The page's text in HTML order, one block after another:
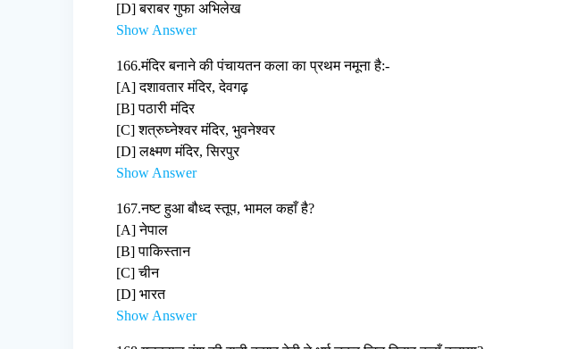
[D] बराबर गुफा अभिलेख
Show Answer
166.मंदिर बनाने की पंचायतन कला का प्रथम नमूना है:-
[A] दशावतार मंदिर, देवगढ़
[B] पठारी मंदिर
[C] शत्रुघ्नेश्वर मंदिर, भुवनेश्वर
[D] लक्ष्मण मंदिर, सिरपुर
Show Answer
167.नष्ट हुआ बौध्द स्तूप, भामल कहाँ है?
[A] नेपाल
[B] पाकिस्तान
[C] चीन
[D] भारत
Show Answer